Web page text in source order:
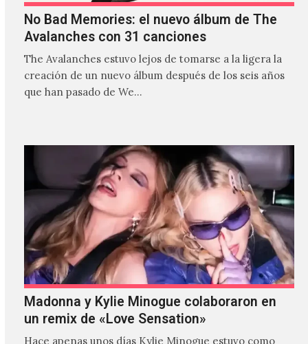
No Bad Memories: el nuevo álbum de The
Avalanches con 31 canciones
The Avalanches estuvo lejos de tomarse a la ligera la
creación de un nuevo álbum después de los seis años
que han pasado de We…
Madonna y Kylie Minogue colaboraron en
un remix de «Love Sensation»
Hace apenas unos días Kylie Minogue estuvo como